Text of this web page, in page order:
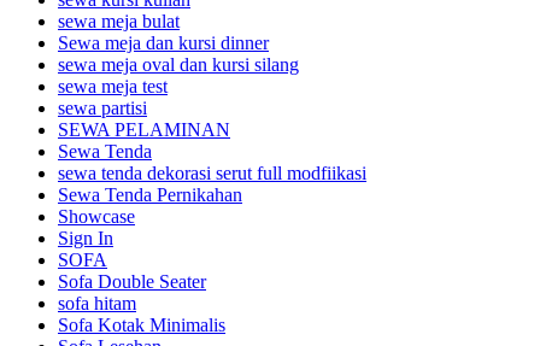
sewa meja bulat
Sewa meja dan kursi dinner
sewa meja oval dan kursi silang
sewa meja test
sewa partisi
SEWA PELAMINAN
Sewa Tenda
sewa tenda dekorasi serut full modfiikasi
Sewa Tenda Pernikahan
Showcase
Sign In
SOFA
Sofa Double Seater
sofa hitam
Sofa Kotak Minimalis